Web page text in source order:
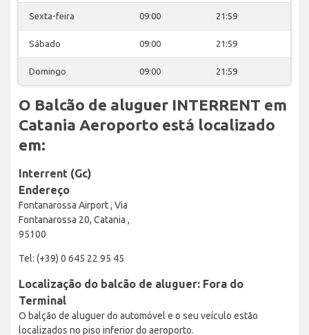
Sexta-feira 09:00 21:59
Sábado 09:00 21:59
Domingo 09:00 21:59
O Balcão de aluguer INTERRENT em
Catania Aeroporto está localizado
em:
Interrent (Gc)
Endereço
Fontanarossa Airport , Via
Fontanarossa 20, Catania ,
95100
Tel: (+39) 0 645 22 95 45
Localização do balcão de aluguer: Fora do
Terminal
O balção de aluguer do automóvel e o seu veículo estão
localizados no piso inferior do aeroporto.